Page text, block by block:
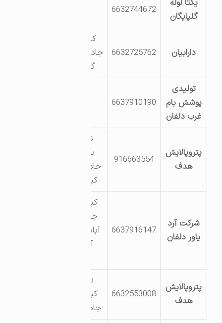
یکتا لوله
گلپایگان
6632744672
دارابیان 6632725762
جاده روستای
گل باغی
تولیدی
پوشش بام
غرب دلفان
6637910190
پتروپالایش
هدف
916663554
نور آباد
برخوردار
جاده نهاوند
کیلومتر 2
شرکت آرد
یاور دلفان
6637916147
جاده کریم
آباد کارخانه
آرد یاور
پتروپالایش
هدف
6632553008
نورآباد ،
جاده نهاوند